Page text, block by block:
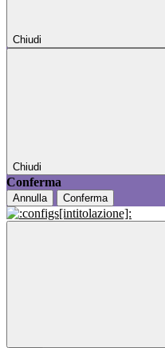
Chiudi
Chiudi
Conferma
Annulla Conferma